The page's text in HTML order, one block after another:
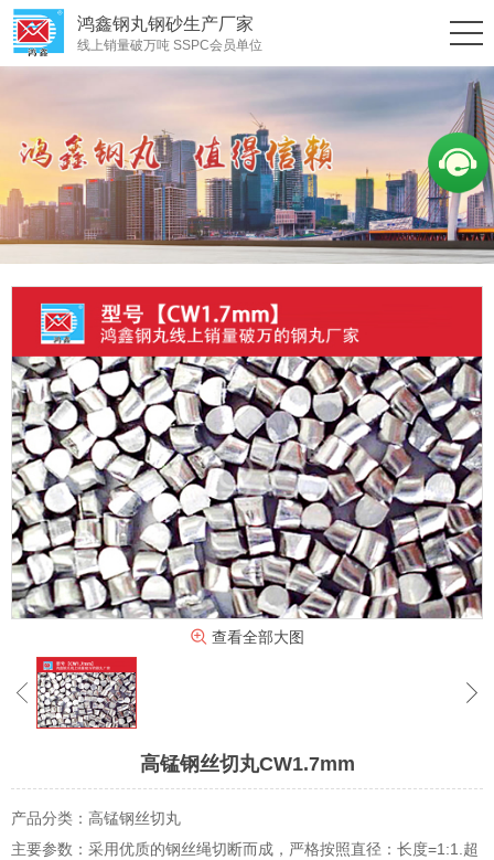
鸿鑫钢丸钢砂生产厂家
线上销量破万吨 SSPC会员单位
查看全部大图
高锰钢丝切丸CW1.7mm
产品分类： 高锰钢丝切丸
主要参数： 采用优质的钢丝绳切断而成，严格按照直径：长度=1:1.超